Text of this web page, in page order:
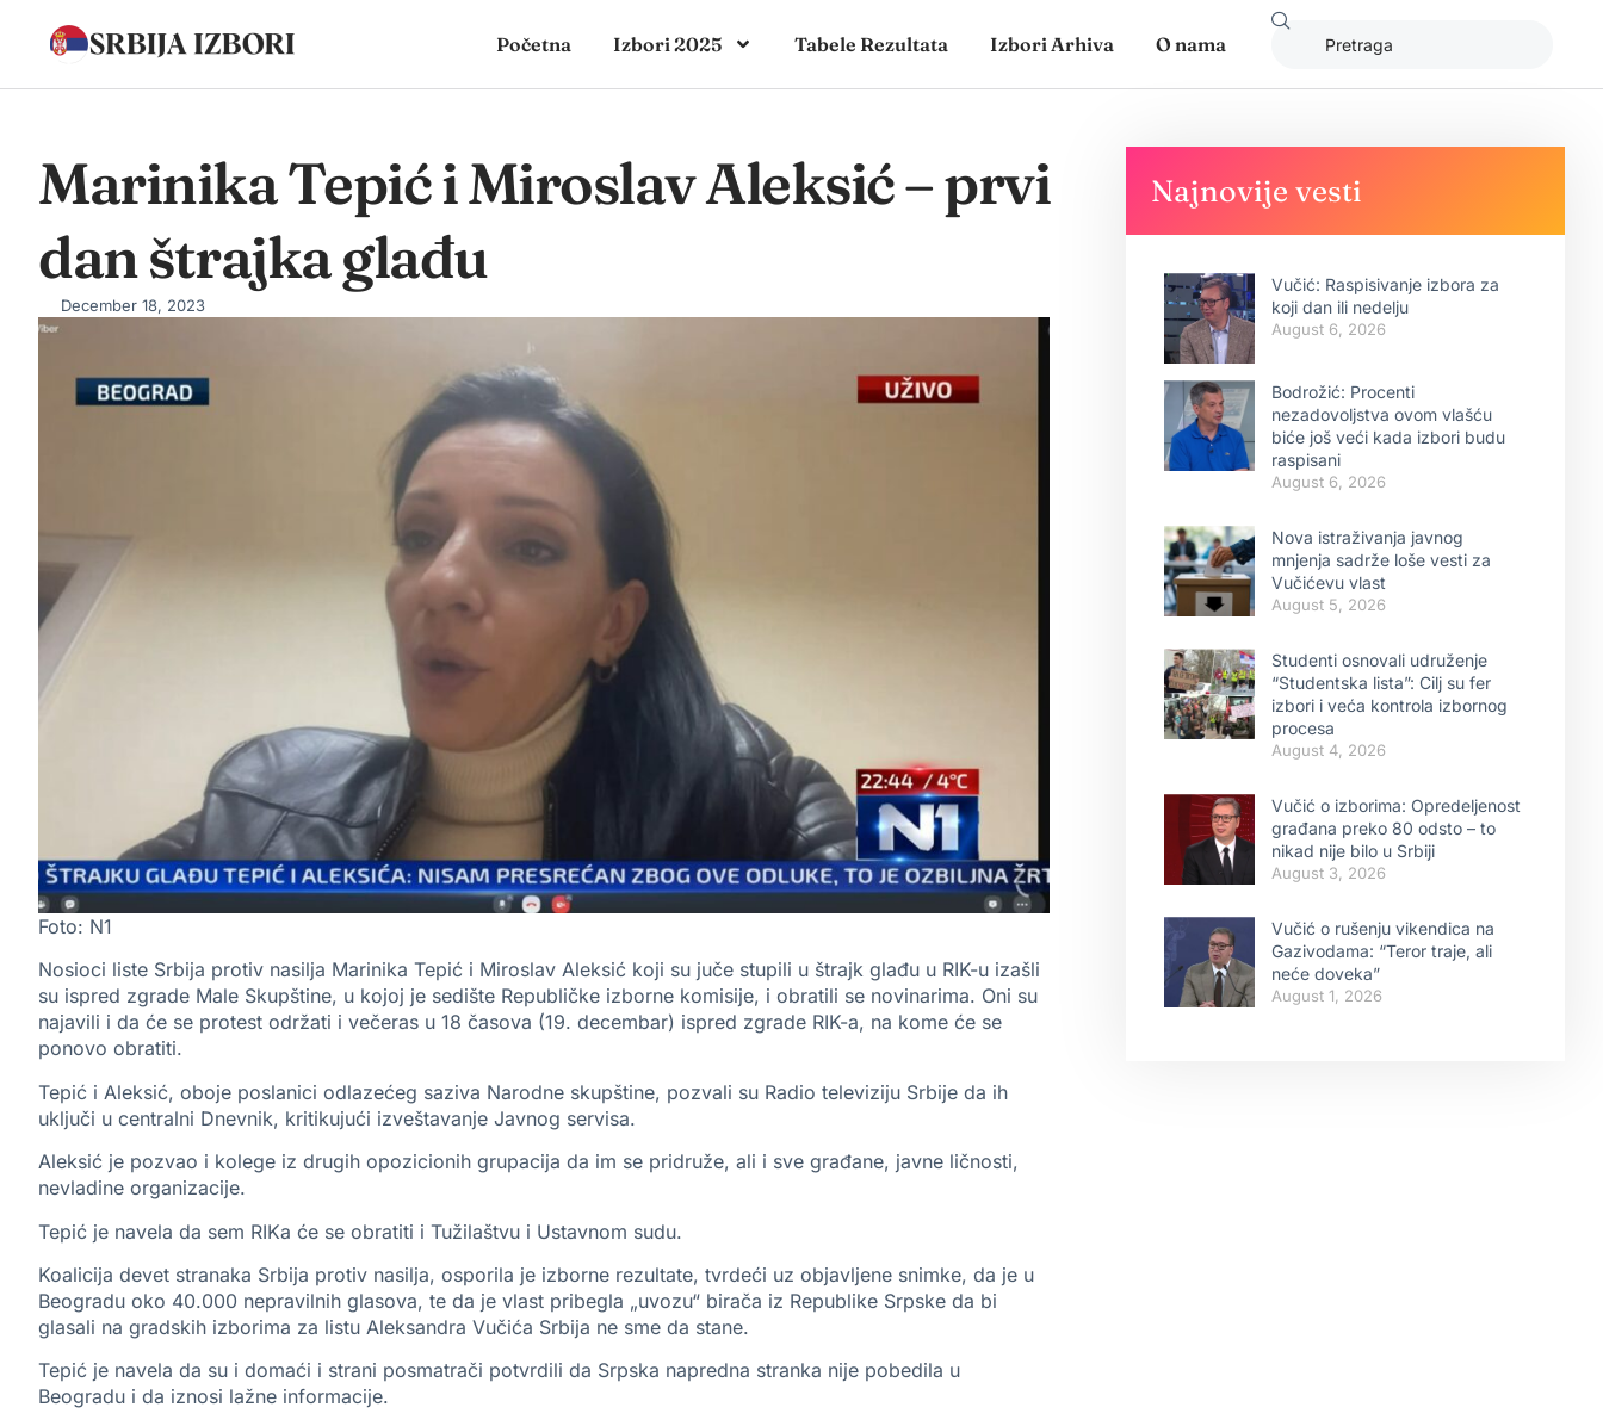
Početna Izbori 2025 Tabele Rezultata Izbori Arhiva O nama
Marinika Tepić i Miroslav Aleksić – prvi
dan štrajka glađu
December 18, 2023
Foto: N1
Nosioci liste Srbija protiv nasilja Marinika Tepić i Miroslav Aleksić koji su juče stupili u štrajk glađu u RIK-u izašli
su ispred zgrade Male Skupštine, u kojoj je sedište Republičke izborne komisije, i obratili se novinarima. Oni su
najavili i da će se protest održati i večeras u 18 časova (19. decembar) ispred zgrade RIK-a, na kome će se
ponovo obratiti.
Tepić i Aleksić, oboje poslanici odlazećeg saziva Narodne skupštine, pozvali su Radio televiziju Srbije da ih
uključi u centralni Dnevnik, kritikujući izveštavanje Javnog servisa.
Aleksić je pozvao i kolege iz drugih opozicionih grupacija da im se pridruže, ali i sve građane, javne ličnosti,
nevladine organizacije.
Tepić je navela da sem RIKa će se obratiti i Tužilaštvu i Ustavnom sudu.
Koalicija devet stranaka Srbija protiv nasilja, osporila je izborne rezultate, tvrdeći uz objavljene snimke, da je u
Beogradu oko 40.000 nepravilnih glasova, te da je vlast pribegla „uvozu“ birača iz Republike Srpske da bi
glasali na gradskih izborima za listu Aleksandra Vučića Srbija ne sme da stane.
Tepić je navela da su i domaći i strani posmatrači potvrdili da Srpska napredna stranka nije pobedila u
Beogradu i da iznosi lažne informacije.
Najnovije vesti
Vučić: Raspisivanje izbora za
koji dan ili nedelju
August 6, 2026
Bodrožić: Procenti
nezadovoljstva ovom vlašću
biće još veći kada izbori budu
raspisani
August 6, 2026
Nova istraživanja javnog
mnjenja sadrže loše vesti za
Vučićevu vlast
August 5, 2026
Studenti osnovali udruženje
“Studentska lista”: Cilj su fer
izbori i veća kontrola izbornog
procesa
August 4, 2026
Vučić o izborima: Opredeljenost
građana preko 80 odsto – to
nikad nije bilo u Srbiji
August 3, 2026
Vučić o rušenju vikendica na
Gazivodama: “Teror traje, ali
neće doveka”
August 1, 2026